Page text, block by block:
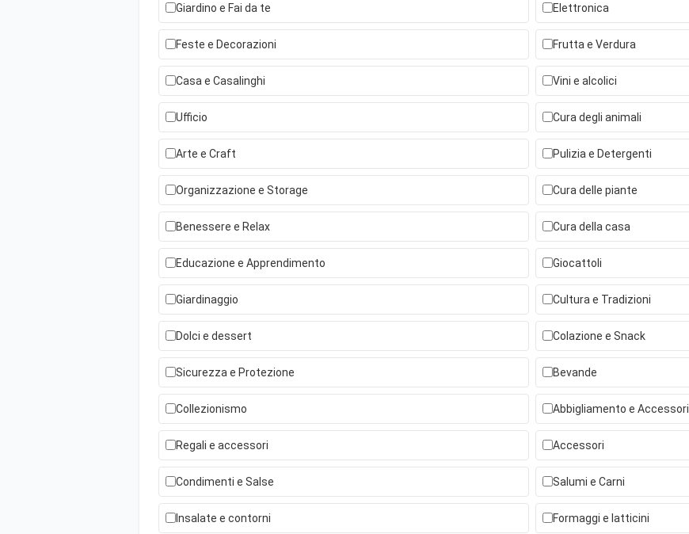
Giardino e Fai da te Elettronica
Feste e Decorazioni Frutta e Verdura
Casa e Casalinghi Vini e alcolici
Ufficio Cura degli animali
Arte e Craft Pulizia e Detergenti
Organizzazione e Storage Cura delle piante
Benessere e Relax Cura della casa
Educazione e Apprendimento Giocattoli
Giardinaggio Cultura e Tradizioni
Dolci e dessert Colazione e Snack
Sicurezza e Protezione Bevande
Collezionismo Abbigliamento e Accessori
Regali e accessori Accessori
Condimenti e Salse Salumi e Carni
Insalate e contorni Formaggi e latticini